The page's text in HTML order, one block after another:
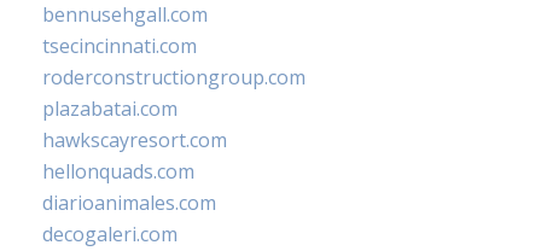
bennusehgall.com
tsecincinnati.com
roderconstructiongroup.com
plazabatai.com
hawkscayresort.com
hellonquads.com
diarioanimales.com
decogaleri.com